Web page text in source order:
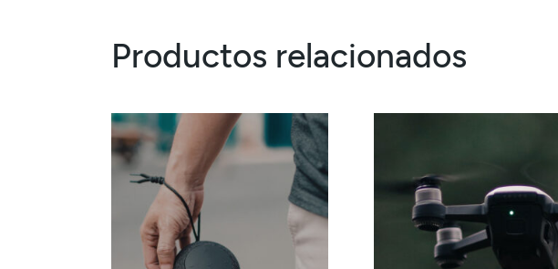
Productos relacionados